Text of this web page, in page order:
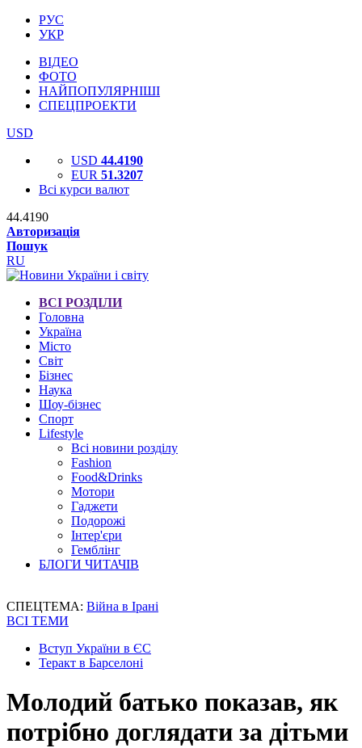
РУС
УКР
ВІДЕО
ФОТО
НАЙПОПУЛЯРНІШІ
СПЕЦПРОЕКТИ
USD
USD 44.4190
EUR 51.3207
Всі курси валют
44.4190
Авторизація
Пошук
RU
ВСІ РОЗДІЛИ
Головна
Україна
Місто
Світ
Бізнес
Наука
Шоу-бізнес
Спорт
Lifestyle
Всі новини розділу
Fashion
Food&Drinks
Мотори
Гаджети
Подорожі
Інтер'єри
Гемблінг
БЛОГИ ЧИТАЧІВ
СПЕЦТЕМА: Війна в Ірані
ВСІ ТЕМИ
Вступ України в ЄС
Теракт в Барселоні
Молодий батько показав, як
потрібно доглядати за дітьми